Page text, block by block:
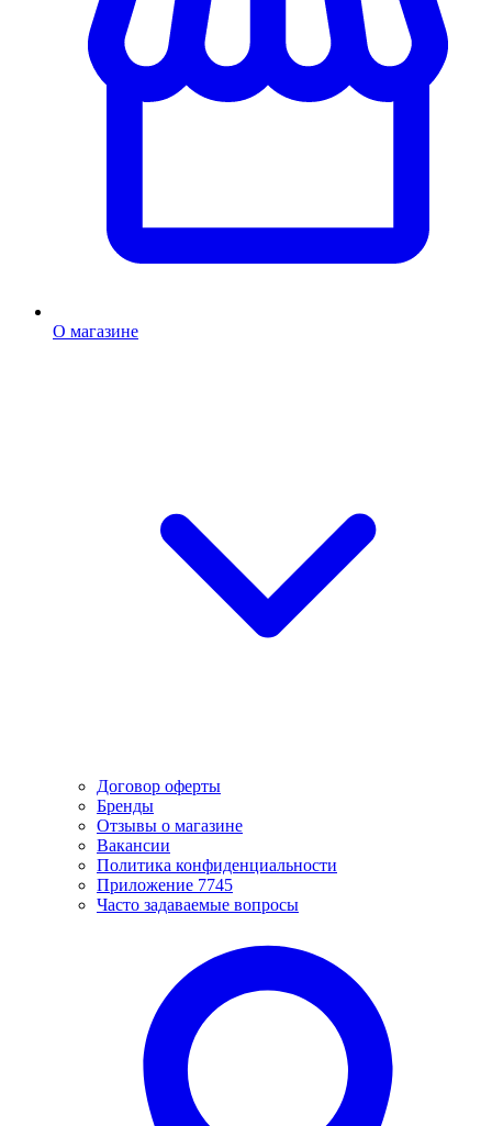
О магазине
Договор оферты
Бренды
Отзывы о магазине
Вакансии
Политика конфиденциальности
Приложение 7745
Часто задаваемые вопросы